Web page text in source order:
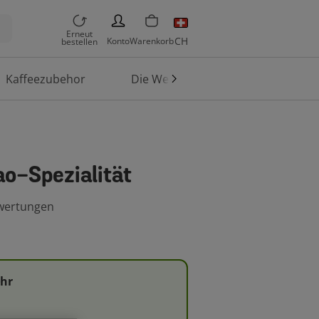
Erneut
bestellen
PERSON
KontoWarenkorbCH
Kaffeezubehor Die Welt von TASSIMO
Spezialität